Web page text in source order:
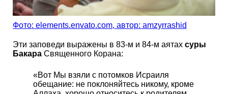
Фото: еlements.envato.com, автор: amzyrrashid
Эти заповеди выражены в 83-м и 84-м аятах суры
Бакара Священного Корана:
«Вот Мы взяли с потомков Исраиля
обещание: не поклоняйтесь никому, кроме